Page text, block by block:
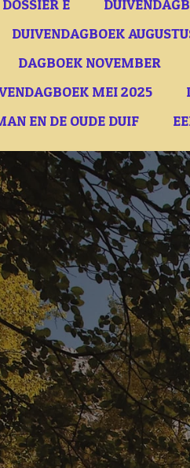
DOSSIER E
DUIVENDAGBOEK
DAGBOEK NOVEMBER
MEI 2025
EN DE OUDE DUIF